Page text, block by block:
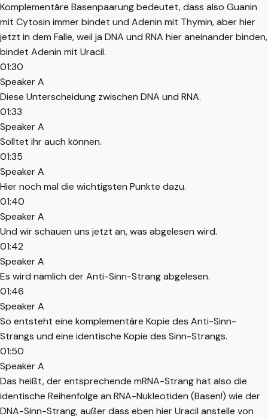
Komplementäre Basenpaarung bedeutet, dass also Guanin
mit Cytosin immer bindet und Adenin mit Thymin, aber hier
jetzt in dem Falle, weil ja DNA und RNA hier aneinander binden,
bindet Adenin mit Uracil.
01:30
Speaker A
Diese Unterscheidung zwischen DNA und RNA.
01:33
Speaker A
Solltet ihr auch können.
01:35
Speaker A
Hier noch mal die wichtigsten Punkte dazu.
01:40
Speaker A
Und wir schauen uns jetzt an, was abgelesen wird.
01:42
Speaker A
Es wird nämlich der Anti-Sinn-Strang abgelesen.
01:46
Speaker A
So entsteht eine komplementäre Kopie des Anti-Sinn-
Strangs und eine identische Kopie des Sinn-Strangs.
01:50
Speaker A
Das heißt, der entsprechende mRNA-Strang hat also die
identische Reihenfolge an RNA-Nukleotiden (Basen!) wie der
DNA-Sinn-Strang, außer dass eben hier Uracil anstelle von